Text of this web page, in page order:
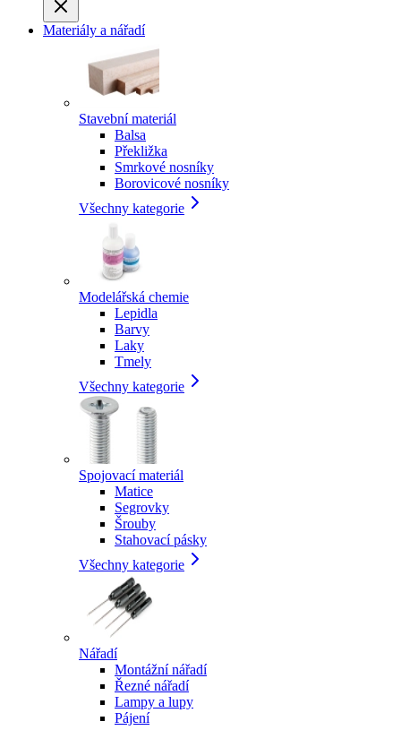
Materiály a nářadí
Stavební materiál
Balsa
Překližka
Smrkové nosníky
Borovicové nosníky
Všechny kategorie
Modelářská chemie
Lepidla
Barvy
Laky
Tmely
Všechny kategorie
Spojovací materiál
Matice
Segrovky
Šrouby
Stahovací pásky
Všechny kategorie
Nářadí
Montážní nářadí
Řezné nářadí
Lampy a lupy
Pájení